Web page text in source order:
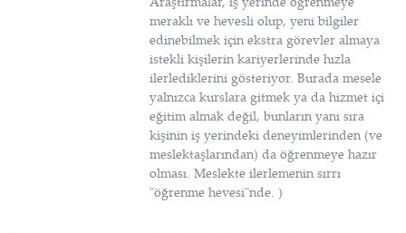
meraklı ve hevesli olup, yeni bilgiler
edinebilmek için ekstra görevler almaya
istekli kişilerin kariyerlerinde hızla
ilerlediklerini gösteriyor. Burada mesele
yalnızca kurslara gitmek ya da hizmet içi
eğitim almak değil, bunların yanı sıra
kişinin iş yerindeki deneyimlerinden (ve
meslektaşlarından) da öğrenmeye hazır
olması. Meslekte ilerlemenin sırrı
"öğrenme hevesi"nde. )